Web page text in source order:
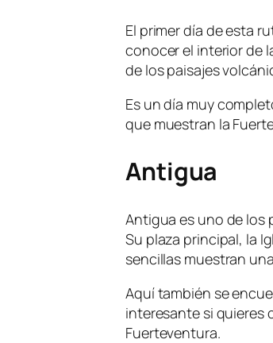
El primer día de esta
conocer el interior de
de los paisajes
Es un día muy
que muestran la
Antigua
Antigua es uno de los
Su plaza principal, la
sencillas muestran
Aquí también se
interesante si quieres
Fuerteventura.